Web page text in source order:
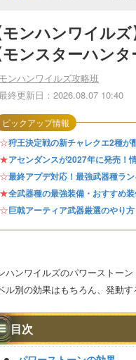
モンハンワイル
モンスターハンタ
モンハンワイルズ攻略班
終更新日：2026.08.07 10:40
☆狩王決定戦の新チャレクエ2種が
★アセンダンスが2027年に発売！
☆最終アプデ対応！最強武器種ラ
★全武器種の最強装備・おすすめ
☆巨戟アーティア武器厳選のやり方
ピックアップ情報
ハンワイルズのパワーストー
ル別の効果はもちろん、発動
目次